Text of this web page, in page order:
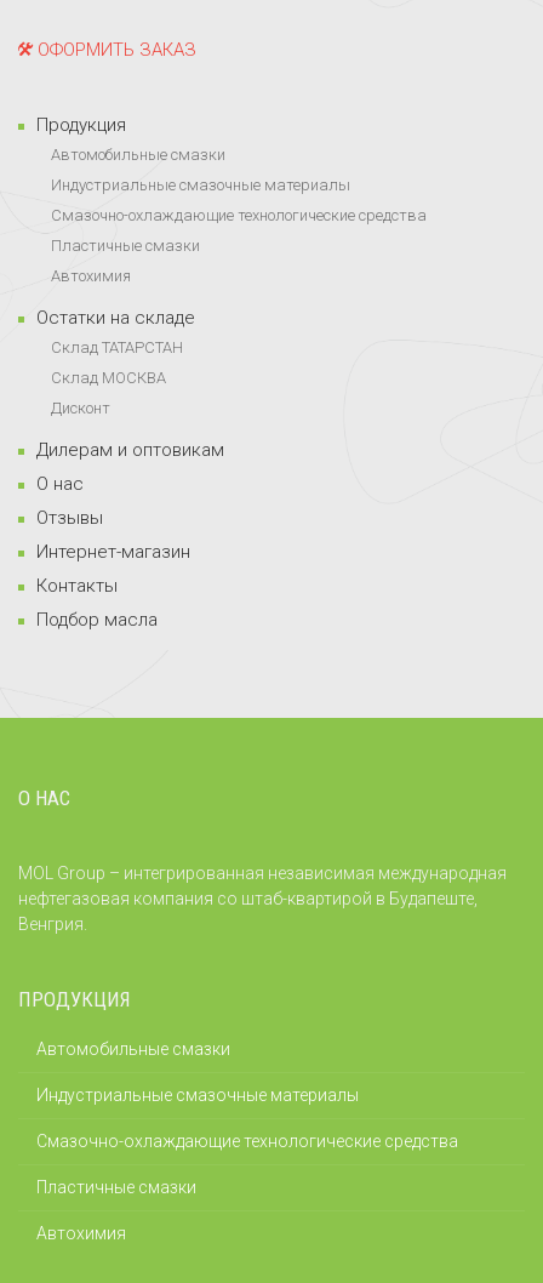
ОФОРМИТЬ ЗАКАЗ
Продукция
Автомобильные смазки
Индустриальные смазочные материалы
Смазочно-охлаждающие технологические средства
Пластичные смазки
Автохимия
Остатки на складе
Склад ТАТАРСТАН
Склад МОСКВА
Дисконт
Дилерам и оптовикам
О нас
Отзывы
Интернет-магазин
Контакты
Подбор масла
О НАС
MOL Group – интегрированная независимая международная
нефтегазовая компания со штаб-квартирой в Будапеште,
Венгрия.
ПРОДУКЦИЯ
Автомобильные смазки
Индустриальные смазочные материалы
Смазочно-охлаждающие технологические средства
Пластичные смазки
Автохимия